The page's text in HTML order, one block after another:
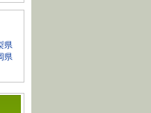
県
県